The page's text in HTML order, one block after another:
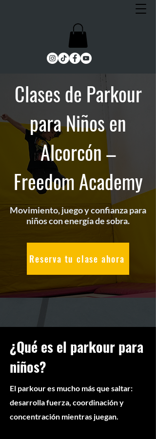
Clases de Parkour
para Niños en
Alcorcón –
Freedom Academy
Movimiento, juego y confianza para
niños con energía de sobra.
Reserva tu clase ahora
¿Qué es el parkour para
niños?
El parkour es mucho más que saltar:
desarrolla fuerza, coordinación y
concentración mientras juegan.